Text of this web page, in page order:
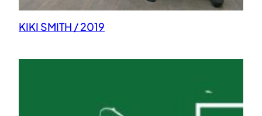
KIKI SMITH / 2019